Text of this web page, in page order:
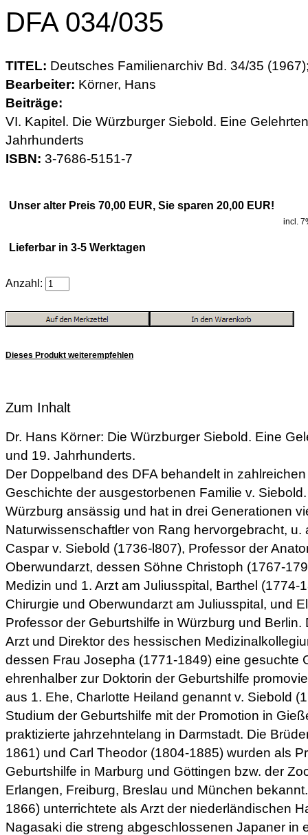
DFA 034/035
TITEL: Deutsches Familienarchiv Bd. 34/35
Bearbeiter: Körner, Hans
Beiträge:
VI. Kapitel. Die Würzburger Siebold. Eine
Jahrhunderts
ISBN: 3-7686-5151-7
Unser alter Preis 70,00 EUR, Sie sparen 20,00 EUR!
incl.
Lieferbar in 3-5 Werktagen
Anzahl:
Dieses Produkt weiterempfehlen
Zum Inhalt
Dr. Hans Körner: Die Würzburger Siebold. Eine
und 19. Jahrhunderts.
Der Doppelband des DFA behandelt in
Geschichte der ausgestorbenen Familie v.
Würzburg ansässig und hat in drei Generationen
Naturwissenschaftler von Rang hervorgebracht, u.
Caspar v. Siebold (1736-l807), Professor der
Oberwundarzt, dessen Söhne Christoph (1767-
Medizin und 1. Arzt am Juliusspital, Barthel (1774-
Chirurgie und Oberwundarzt am Juliusspital, und
Professor der Geburtshilfe in Würzburg und
Arzt und Direktor des hessischen
dessen Frau Josepha (1771-1849) eine gesuchte
ehrenhalber zur Doktorin der Geburtshilfe
aus 1. Ehe, Charlotte Heiland genannt v. Siebold
Studium der Geburtshilfe mit der Promotion in
praktizierte jahrzehntelang in Darmstadt. Die
1861) und Carl Theodor (1804-1885) wurden als
Geburtshilfe in Marburg und Göttingen bzw. der
Erlangen, Freiburg, Breslau und München
1866) unterrichtete als Arzt der niederländischen
Nagasaki die streng abgeschlossenen Japaner in